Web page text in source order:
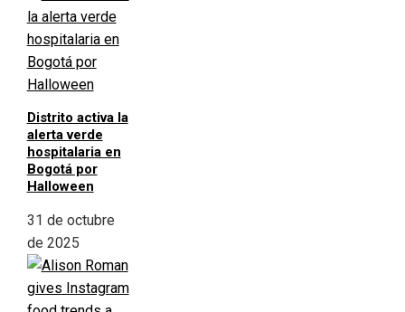
Distrito activa la
alerta verde
hospitalaria en
Bogotá por
Halloween
31 de octubre
de 2025